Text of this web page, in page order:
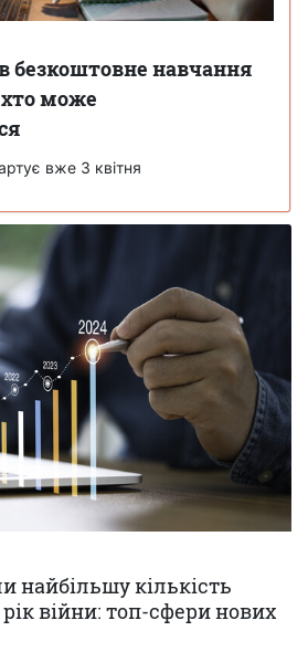
безкоштовне навчання
хто може
вже 3 квітня
найбільшу кількість
війни: топ-сфери нових